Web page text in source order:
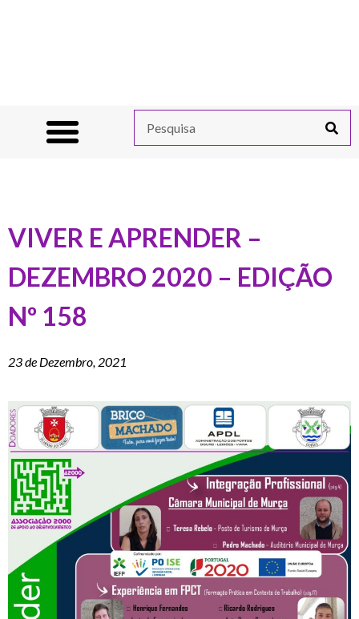
VIVER E APRENDER –
DEZEMBRO 2020 – EDIÇÃO
Nº 158
23 de Dezembro, 2021